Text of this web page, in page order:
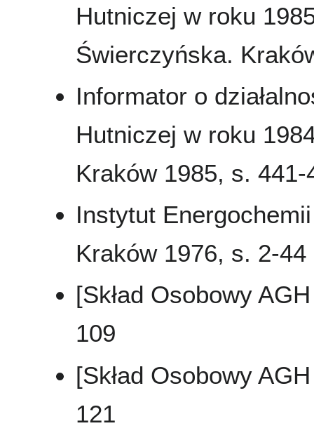
Hutniczej w roku
Świerczyńska.
Informator o
Hutniczej w roku
Kraków 1985, s. 441-
Instytut
Kraków 1976, s. 2-44
[Skład Osobowy
109
[Skład Osobowy
121